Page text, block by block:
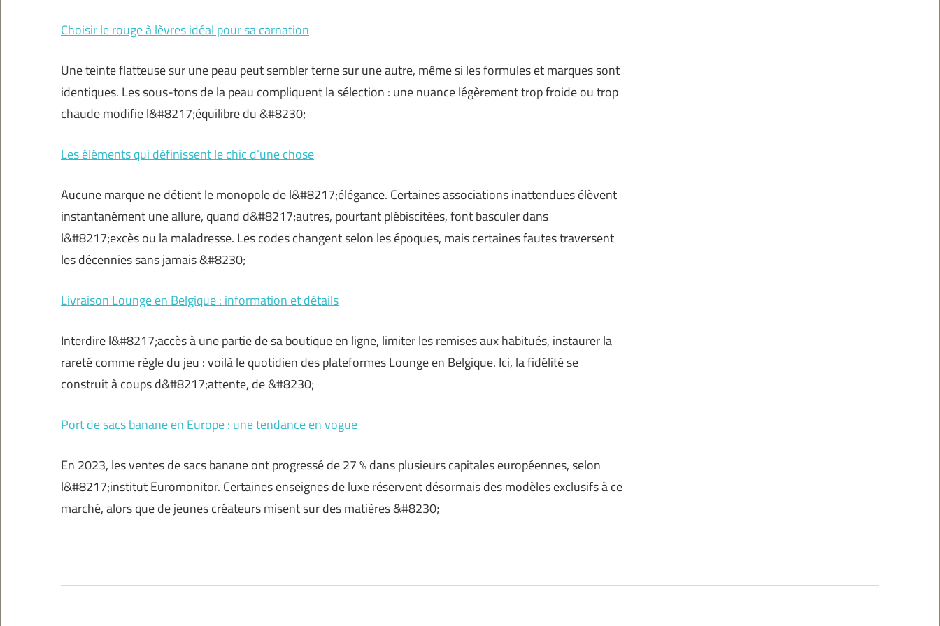
Choisir le rouge à lèvres idéal pour sa carnation
Une teinte flatteuse sur une peau peut sembler terne sur une autre, même si les formules et marques sont
identiques. Les sous-tons de la peau compliquent la sélection : une nuance légèrement trop froide ou trop
chaude modifie l&#8217;équilibre du &#8230;
Les éléments qui définissent le chic d’une chose
Aucune marque ne détient le monopole de l&#8217;élégance. Certaines associations inattendues élèvent
instantanément une allure, quand d&#8217;autres, pourtant plébiscitées, font basculer dans
l&#8217;excès ou la maladresse. Les codes changent selon les époques, mais certaines fautes traversent
les décennies sans jamais &#8230;
Livraison Lounge en Belgique : information et détails
Interdire l&#8217;accès à une partie de sa boutique en ligne, limiter les remises aux habitués, instaurer la
rareté comme règle du jeu : voilà le quotidien des plateformes Lounge en Belgique. Ici, la fidélité se
construit à coups d&#8217;attente, de &#8230;
Port de sacs banane en Europe : une tendance en vogue
En 2023, les ventes de sacs banane ont progressé de 27 % dans plusieurs capitales européennes, selon
l&#8217;institut Euromonitor. Certaines enseignes de luxe réservent désormais des modèles exclusifs à ce
marché, alors que de jeunes créateurs misent sur des matières &#8230;